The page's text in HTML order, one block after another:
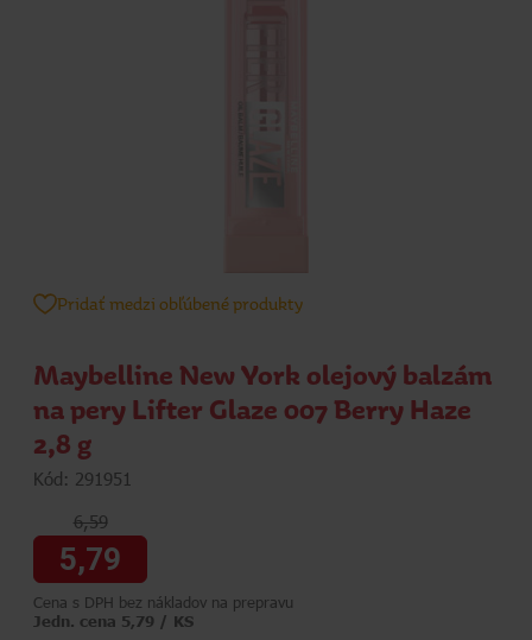
Pridať medzi obľúbené produkty
Maybelline New York olejový balzám
na pery Lifter Glaze 007 Berry Haze
2,8 g
Kód: 291951
6,59
5,79
Cena s DPH bez nákladov na prepravu
Jedn. cena 5,79 / KS